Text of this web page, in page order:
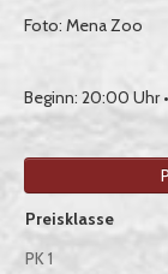
Foto: Mena Zoo
Beginn: 20:00 Uhr
Auswahl von
Preisklasse
PK 1